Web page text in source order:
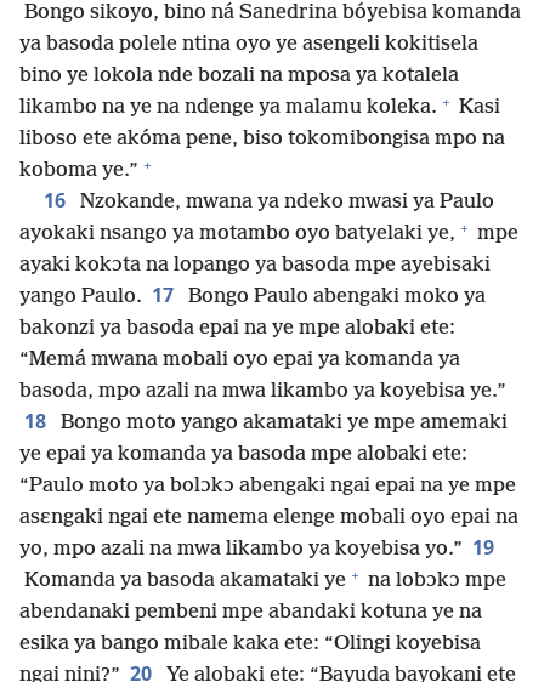
Bongo sikoyo, bino ná Sanedrina bóyebisa komanda
ya basoda polele ntina oyo ye asengeli kokitisela
bino ye lokola nde bozali na mposa ya kotalela
likambo na ye na ndenge ya malamu koleka. + Kasi
liboso ete akóma pene, biso tokomibongisa mpo na
koboma ye.” +
16
Nzokande, mwana ya ndeko mwasi ya Paulo
ayokaki nsango ya motambo oyo batyelaki ye, + mpe
ayaki kokɔta na lopango ya basoda mpe ayebisaki
yango Paulo. 17
Bongo Paulo abengaki moko ya
bakonzi ya basoda epai na ye mpe alobaki ete:
“Memá mwana mobali oyo epai ya komanda ya
basoda, mpo azali na mwa likambo ya koyebisa ye.”
18
Bongo moto yango akamataki ye mpe amemaki
ye epai ya komanda ya basoda mpe alobaki ete:
“Paulo moto ya bolɔkɔ abengaki ngai epai na ye mpe
asɛngaki ngai ete namema elenge mobali oyo epai na
yo, mpo azali na mwa likambo ya koyebisa yo.” 19
Komanda ya basoda akamataki ye + na lobɔkɔ mpe
abendanaki pembeni mpe abandaki kotuna ye na
esika ya bango mibale kaka ete: “Olingi koyebisa
ngai nini?” 20 Ye alobaki ete: “Bayuda bayokani ete